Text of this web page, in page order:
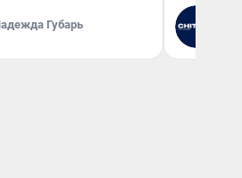
Губарь